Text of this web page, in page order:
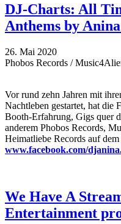
DJ-Charts: All
Anthems by
26. Mai 2020
Phobos Records /
Vor rund zehn Jahren mit
Nachtleben gestartet, hat die
Booth-Erfahrung, Gigs quer
anderem Phobos Records,
Heimatliebe Records auf
www.facebook.com/
We Have A
Entertainment